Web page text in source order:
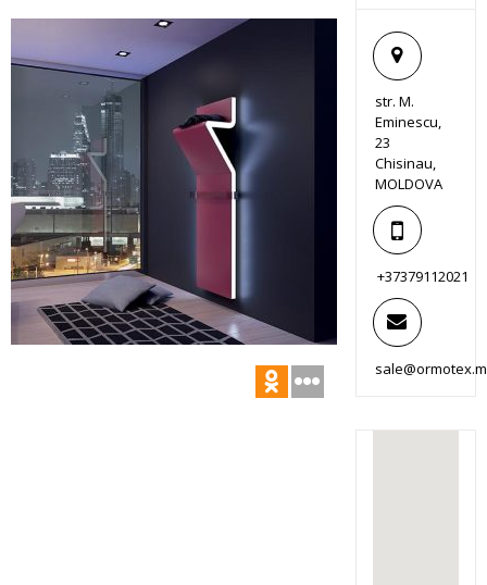
str. M.
Eminescu,
23
Chisinau,
MOLDOVA
+37379112021